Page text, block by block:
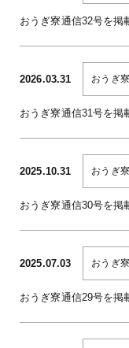
おうぎ寮通信32号を掲
2026.03.31 おうぎ
おうぎ寮通信31号を掲
2025.10.31 おうぎ
おうぎ寮通信30号を掲
2025.07.03 おうぎ
おうぎ寮通信29号を掲